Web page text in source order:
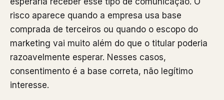
risco aparece quando a empresa usa base
comprada de terceiros ou quando o escopo do
marketing vai muito além do que o titular poderia
razoavelmente esperar. Nesses casos,
consentimento é a base correta, não legítimo
interesse.